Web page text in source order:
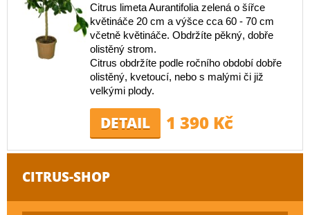
Citrus limeta Aurantifolia zelená o šířce
květináče 20 cm a výšce cca 60 - 70 cm
včetně květináče. Obdržíte pěkný, dobře
olistěný strom.
Citrus obdržíte podle ročního období dobře
olistěný, kvetoucí, nebo s malými či již
velkými plody.
DETAIL 1 390 Kč
CITRUS-SHOP